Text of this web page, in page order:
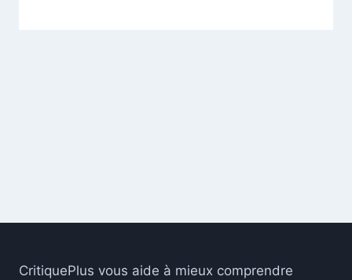
CritiquePlus vous aide à mieux comprendre